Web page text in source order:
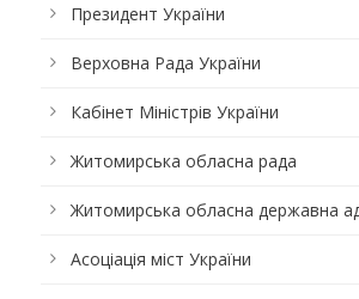
Президент України
Верховна Рада України
Кабінет Міністрів України
Житомирська обласна рада
Житомирська обласна державна
Асоціація міст України